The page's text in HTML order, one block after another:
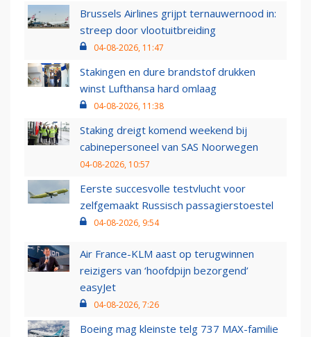
Brussels Airlines grijpt ternauwernood in:
streep door vlootuitbreiding
04-08-2026, 11:47
Stakingen en dure brandstof drukken
winst Lufthansa hard omlaag
04-08-2026, 11:38
Staking dreigt komend weekend bij
cabinepersoneel van SAS Noorwegen
04-08-2026, 10:57
Eerste succesvolle testvlucht voor
zelfgemaakt Russisch passagierstoestel
04-08-2026, 9:54
Air France-KLM aast op terugwinnen
reizigers van ‘hoofdpijn bezorgend’
easyJet
04-08-2026, 7:26
Boeing mag kleinste telg 737 MAX-familie